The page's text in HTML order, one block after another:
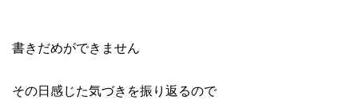
書きだめができません
その日感じた気づきを振り返るので